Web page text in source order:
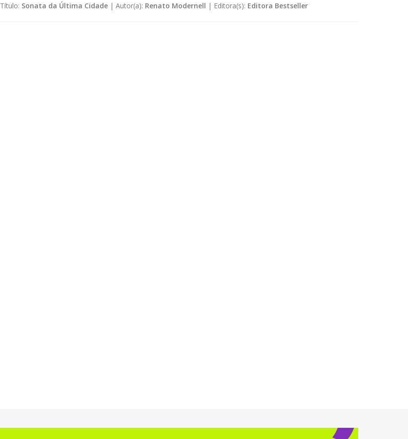
Título: Sonata da Última Cidade| Autor(a): Renato Modernell | Editora(s): Editora Bestseller